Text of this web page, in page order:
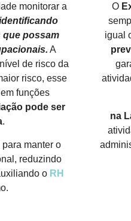
monitorar a
possam
A
de risco da
risco, esse
funções
pode ser
.
manter o
reduzindo
o RH
O
igual
na